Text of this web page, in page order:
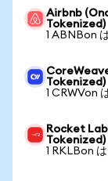
Airbnb
Tokenized)
1 ABNBon
Tokenized)
1 CRWVon
Rocket
Tokenized)
1 RKLBon